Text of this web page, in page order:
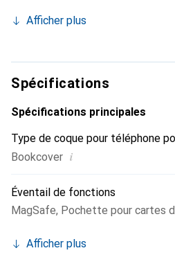
Elle devient l'accessoire chic et
internationalement pour ses
est un choix fiable pour une
Afficher plus
Spécifications
Spécifications principales
Type de coque pour téléphone
Bookcover i
Éventail de fonctions
MagSafe, Pochette pour cartes
Afficher plus